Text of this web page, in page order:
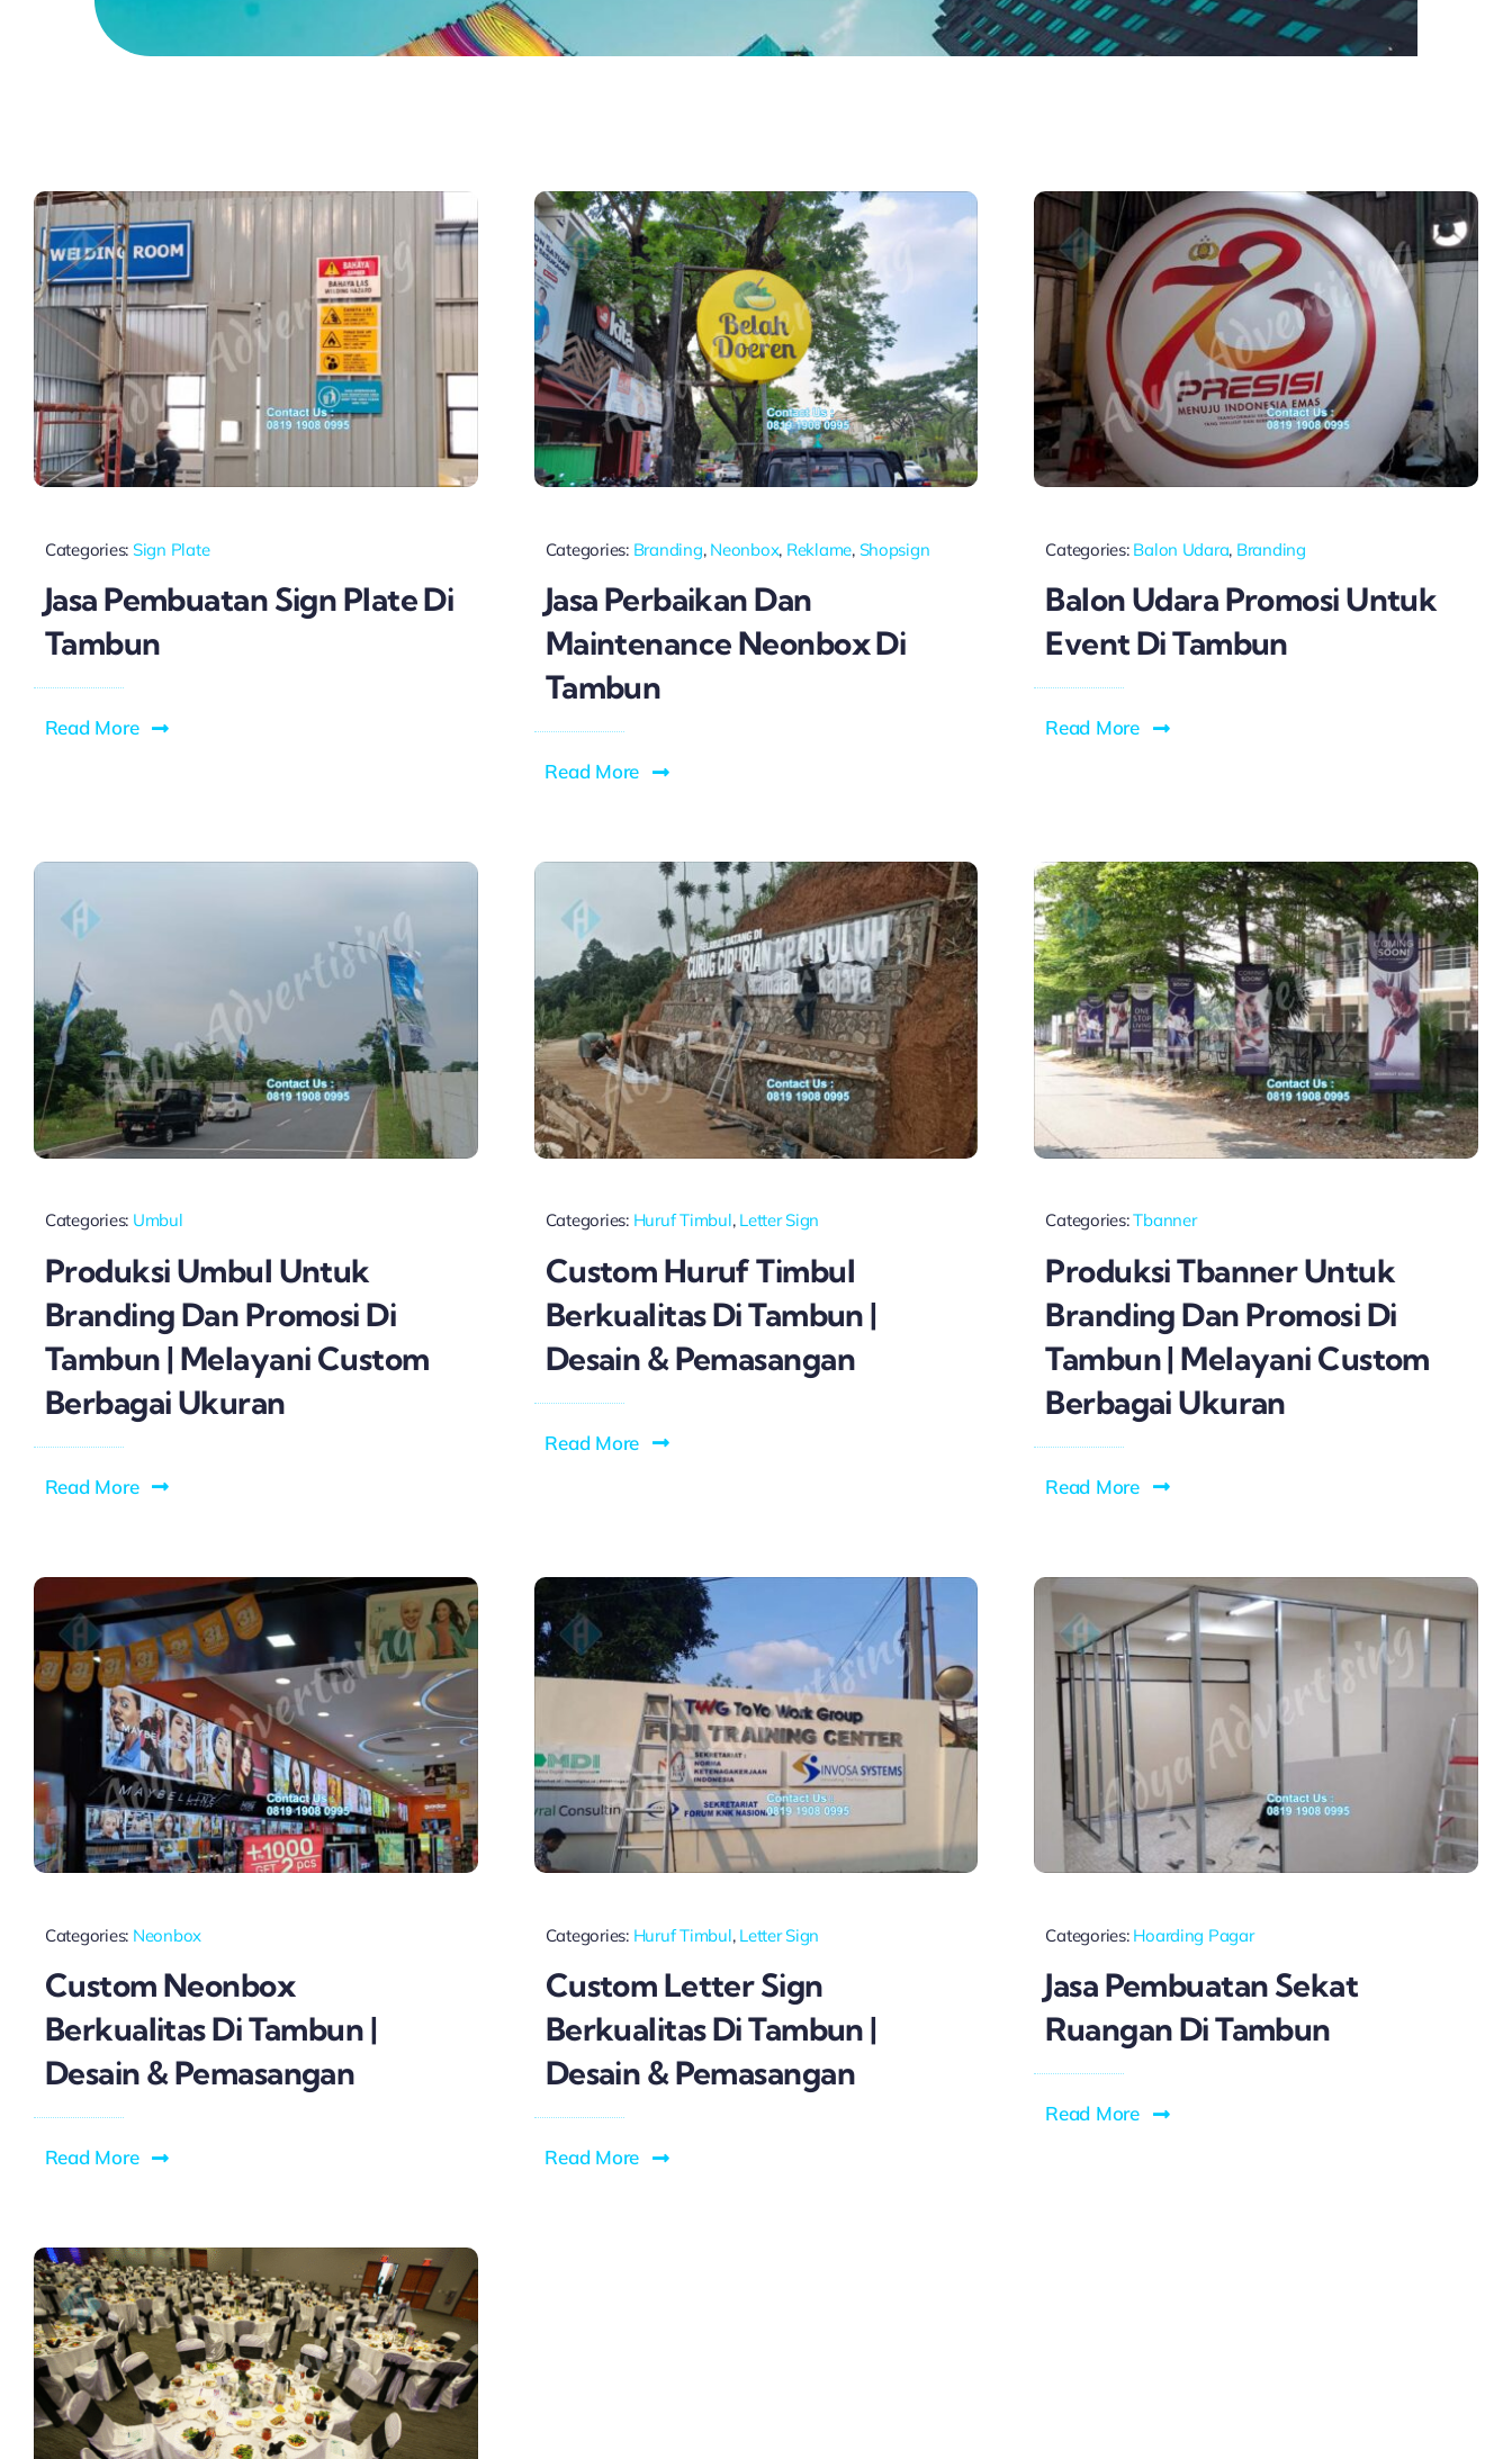
Categories: Sign Plate
Jasa Pembuatan Sign Plate Di
Tambun
Read More
Categories: Branding, Neonbox, Reklame, Shopsign
Jasa Perbaikan Dan
Maintenance Neonbox Di
Tambun
Read More
Categories: Balon Udara, Branding
Balon Udara Promosi Untuk
Event Di Tambun
Read More
Categories: Umbul
Produksi Umbul Untuk
Branding Dan Promosi Di
Tambun | Melayani Custom
Berbagai Ukuran
Read More
Categories: Huruf Timbul, Letter Sign
Custom Huruf Timbul
Berkualitas Di Tambun |
Desain & Pemasangan
Read More
Categories:Tbanner
Produksi Tbanner Untuk
Branding Dan Promosi Di
Tambun | Melayani Custom
Berbagai Ukuran
Read More
Categories: Neonbox
Custom Neonbox
Berkualitas Di Tambun |
Desain & Pemasangan
Read More
Categories: Huruf Timbul, Letter Sign
Custom Letter Sign
Berkualitas Di Tambun |
Desain & Pemasangan
Read More
Categories: Hoarding Pagar
Jasa Pembuatan Sekat
Ruangan Di Tambun
Read More